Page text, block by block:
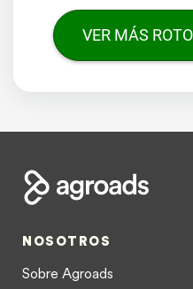
VER MÁS
NOSOTROS
Sobre Agroads